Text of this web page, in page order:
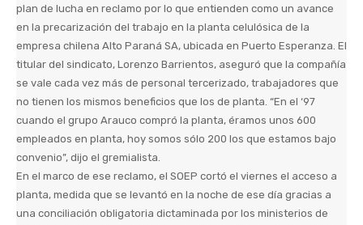
plan de lucha en reclamo por lo que entienden como un avance
en la precarización del trabajo en la planta celulósica de la
empresa chilena Alto Paraná SA, ubicada en Puerto Esperanza. El
titular del sindicato, Lorenzo Barrientos, aseguró que la compañía
se vale cada vez más de personal tercerizado, trabajadores que
no tienen los mismos beneficios que los de planta. “En el ‘97
cuando el grupo Arauco compró la planta, éramos unos 600
empleados en planta, hoy somos sólo 200 los que estamos bajo
convenio”, dijo el gremialista.
En el marco de ese reclamo, el SOEP cortó el viernes el acceso a
planta, medida que se levantó en la noche de ese día gracias a
una conciliación obligatoria dictaminada por los ministerios de